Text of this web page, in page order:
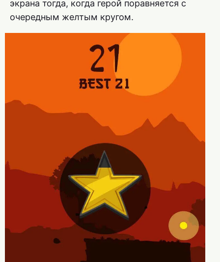
экрана тогда, когда герой поравняется с
очередным желтым кругом.